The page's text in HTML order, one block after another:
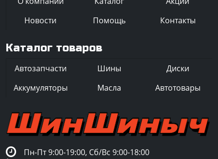
Новости
Помощь Контакты
Каталог товаров
Автозапчасти Шины
Диски
Аккумуляторы
Масла Автотовары
Пн-Пт 9:00-19:00, Сб/Вс 9:00-18:00